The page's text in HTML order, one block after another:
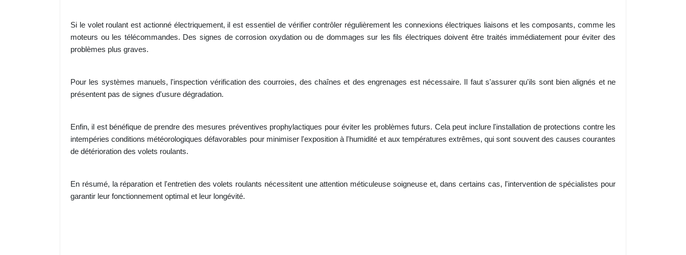
Si le volet roulant est actionné électriquement, il est essentiel de vérifier contrôler régulièrement les connexions électriques liaisons et les composants, comme les
moteurs ou les télécommandes. Des signes de corrosion oxydation ou de dommages sur les fils électriques doivent être traités immédiatement pour éviter des
problèmes plus graves.
Pour les systèmes manuels, l'inspection vérification des courroies, des chaînes et des engrenages est nécessaire. Il faut s'assurer qu'ils sont bien alignés et ne
présentent pas de signes d'usure dégradation.
Enfin, il est bénéfique de prendre des mesures préventives prophylactiques pour éviter les problèmes futurs. Cela peut inclure l'installation de protections contre les
intempéries conditions météorologiques défavorables pour minimiser l'exposition à l'humidité et aux températures extrêmes, qui sont souvent des causes courantes
de détérioration des volets roulants.
En résumé, la réparation et l'entretien des volets roulants nécessitent une attention méticuleuse soigneuse et, dans certains cas, l'intervention de spécialistes pour
garantir leur fonctionnement optimal et leur longévité.